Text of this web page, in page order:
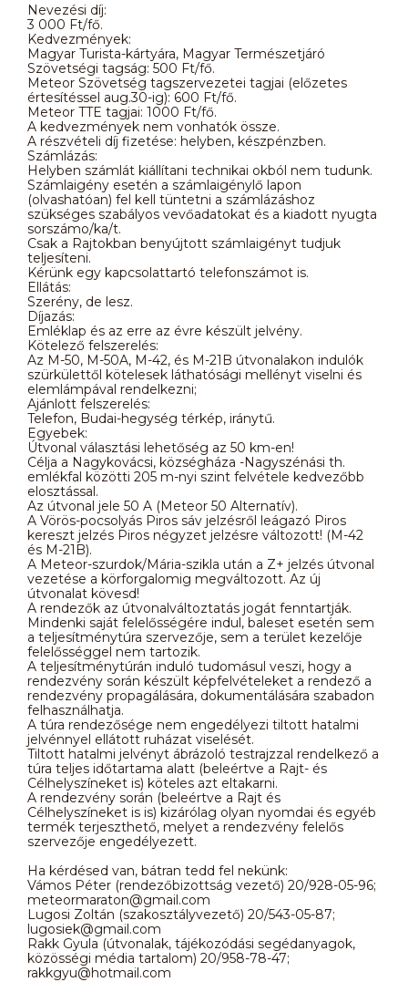
Nevezési díj:
3 000 Ft/fő.
Kedvezmények:
Magyar Turista-kártyára, Magyar Természetjáró
Szövetségi tagság: 500 Ft/fő.
Meteor Szövetség tagszervezetei tagjai (előzetes
értesítéssel aug.30-ig): 600 Ft/fő.
Meteor TTE tagjai: 1000 Ft/fő.
A kedvezmények nem vonhatók össze.
A részvételi díj fizetése: helyben, készpénzben.
Számlázás:
Helyben számlát kiállítani technikai okból nem tudunk.
Számlaigény esetén a számlaigénylő lapon
(olvashatóan) fel kell tüntetni a számlázáshoz
szükséges szabályos vevőadatokat és a kiadott nyugta
sorszámo/ka/t.
Csak a Rajtokban benyújtott számlaigényt tudjuk
teljesíteni.
Kérünk egy kapcsolattartó telefonszámot is.
Ellátás:
Szerény, de lesz.
Díjazás:
Emléklap és az erre az évre készült jelvény.
Kötelező felszerelés:
Az M-50, M-50A, M-42, és M-21B útvonalakon indulók
szürkülettől kötelesek láthatósági mellényt viselni és
elemlámpával rendelkezni;
Ajánlott felszerelés:
Telefon, Budai-hegység térkép, iránytű.
Egyebek:
Útvonal választási lehetőség az 50 km-en!
Célja a Nagykovácsi, községháza -Nagyszénási th.
emlékfal közötti 205 m-nyi szint felvétele kedvezőbb
elosztással.
Az útvonal jele 50 A (Meteor 50 Alternatív).
A Vörös-pocsolyás Piros sáv jelzésről leágazó Piros
kereszt jelzés Piros négyzet jelzésre változott! (M-42
és M-21B).
A Meteor-szurdok/Mária-szikla után a Z+ jelzés útvonal
vezetése a körforgalomig megváltozott. Az új
útvonalat kövesd!
A rendezők az útvonalváltoztatás jogát fenntartják.
Mindenki saját felelősségére indul, baleset esetén sem
a teljesítménytúra szervezője, sem a terület kezelője
felelősséggel nem tartozik.
A teljesítménytúrán induló tudomásul veszi, hogy a
rendezvény során készült képfelvételeket a rendező a
rendezvény propagálására, dokumentálására szabadon
felhasználhatja.
A túra rendezősége nem engedélyezi tiltott hatalmi
jelvénnyel ellátott ruházat viselését.
Tiltott hatalmi jelvényt ábrázoló testrajzzal rendelkező a
túra teljes időtartama alatt (beleértve a Rajt- és
Célhelyszíneket is) köteles azt eltakarni.
A rendezvény során (beleértve a Rajt és
Célhelyszíneket is is) kizárólag olyan nyomdai és egyéb
termék terjeszthető, melyet a rendezvény felelős
szervezője engedélyezett.
Ha kérdésed van, bátran tedd fel nekünk:
Vámos Péter (rendezőbizottság vezető) 20/928-05-96;
meteormaraton@gmail.com
Lugosi Zoltán (szakosztályvezető) 20/543-05-87;
lugosiek@gmail.com
Rakk Gyula (útvonalak, tájékozódási segédanyagok,
közösségi média tartalom) 20/958-78-47;
rakkgyu@hotmail.com